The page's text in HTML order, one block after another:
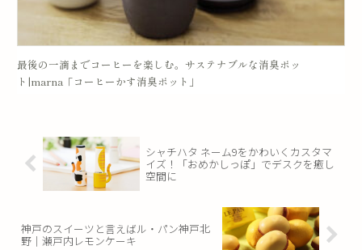
最後の一滴までコーヒーを楽しむ。サステナブルな消臭ポッ
ト|marna「コーヒーかす消臭ポット」
シャチハタ ネーム9をかわいくカスタマ
イズ！「おめかしっぽ」でデスクを癒し
空間に
神戸のスイーツと言えばル・パン神戸北
野｜瀬戸内レモンケーキ